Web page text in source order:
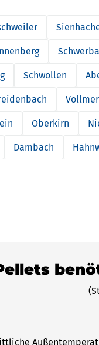
Schwollen
Oberkirn
Dambach